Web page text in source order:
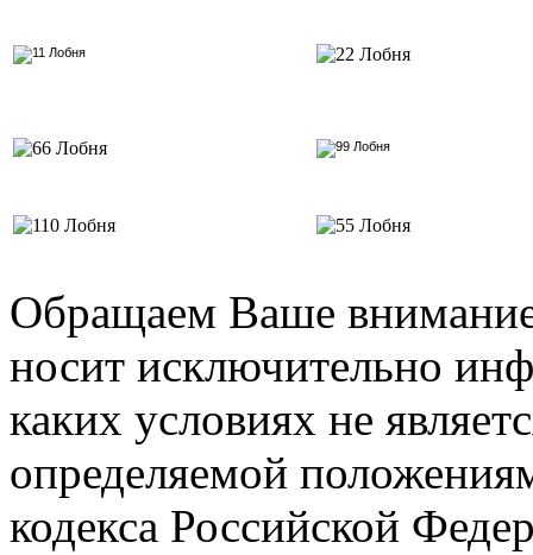
Обращаем Ваше
носит исключительно
каких условиях не
определяемой
кодекса Российской